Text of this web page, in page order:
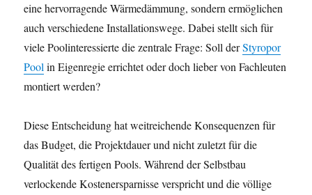
eine hervorragende Wärmedämmung, sondern ermöglichen
auch verschiedene Installationswege. Dabei stellt sich für
viele Poolinteressierte die zentrale Frage: Soll derStyropor
Pool in Eigenregie errichtet oder doch lieber von Fachleuten
montiert werden?
Diese Entscheidung hat weitreichende Konsequenzen für
das Budget, die Projektdauer und nicht zuletzt für die
Qualität des fertigen Pools. Während der Selbstbau
verlockende Kostenersparnisse verspricht und die völlige